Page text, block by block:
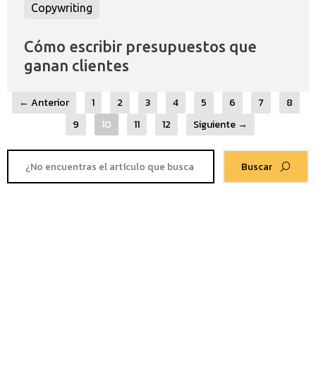
Copywriting
Cómo escribir presupuestos que
ganan clientes
← Anterior 1 2 3 4 5 6 7
8
9
10 11 12 Siguiente →
Buscar